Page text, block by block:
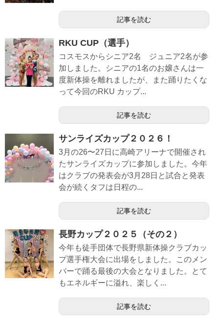
記事を読む
RKU CUP（選手）
コスモスからシニア2名 ジュニア2名が参
加しました。シニアの1名のお嬢さんは一
度新体操を離れましたが、また踊りたくな
って今回のRKU カップ...
記事を読む
サンライズカップ２０２６！
3月の26〜27日に高崎アリーナで開催され
たサンライズカップに参加しました。今年
はクラブの発表会が3月28日と試合と発表
会が続くタフは日程の...
記事を読む
長野カップ２０２５（その２）
今年も徒手団体で長野県新体操クラブカッ
プ選手権大会に出場をしました。このメン
バーで踊る最後の大会となりました。とて
もエネルギーに溢れ、楽しく...
記事を読む